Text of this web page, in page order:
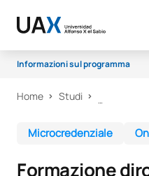
Informazioni sul programma
Perché UAX
Home Studi
Microcredenziale
Formazione